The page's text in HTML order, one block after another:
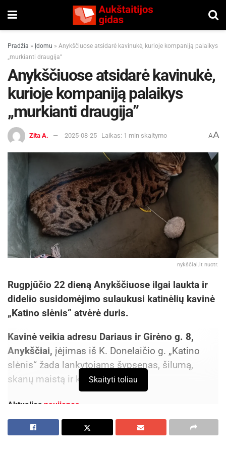
Pradžia » Įdomu » Anykščiuose atsidarė kavinukė, kurioje kompaniją palaikys
„murkianti draugija”
Anykščiuose atsidarė kavinukė,
kurioje kompaniją palaikys
„murkianti draugija”
Zita A. 2025-08-25 Laikas: 1 min skaitymo AA
nykščiai.lt nuotr.
Rugpjūčio 22 dieną Anykščiuose ilgai laukta ir
didelio susidomėjimo sulaukusi katinėlių kavinė
„Katino slėnis“ atvėrė duris.
Kavinė veikia adresu Dariaus ir Girėno g. 8,
Anykščiai, įėjimas iš K. Donelaičio g. „Katino
slėnis“ žada lankytojams šypsenas, šilumą,
skanų maistą ir katinų draugiją.
Aktualios naujienos
Prasidėjo Respublikinis tapytojų pleneras
Skaityti toliau